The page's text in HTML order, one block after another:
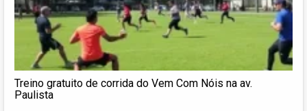
Treino gratuito de corrida do Vem Com Nóis na av.
Paulista